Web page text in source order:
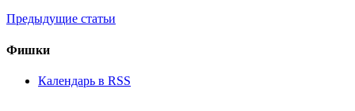
Предыдущие статьи
Фишки
Календарь в RSS